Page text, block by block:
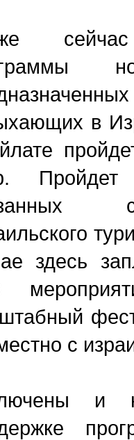
сейчас
в
Пройдет
здесь
с
и